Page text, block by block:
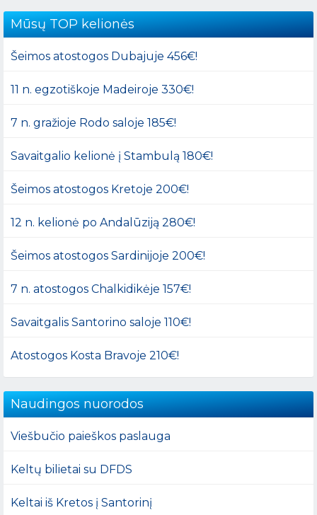
Mūsų TOP kelionės
Šeimos atostogos Dubajuje 456€!
11 n. egzotiškoje Madeiroje 330€!
7 n. gražioje Rodo saloje 185€!
Savaitgalio kelionė į Stambulą 180€!
Šeimos atostogos Kretoje 200€!
12 n. kelionė po Andalūziją 280€!
Šeimos atostogos Sardinijoje 200€!
7 n. atostogos Chalkidikėje 157€!
Savaitgalis Santorino saloje 110€!
Atostogos Kosta Bravoje 210€!
Naudingos nuorodos
Viešbučio paieškos paslauga
Keltų bilietai su DFDS
Keltai iš Kretos į Santorinį